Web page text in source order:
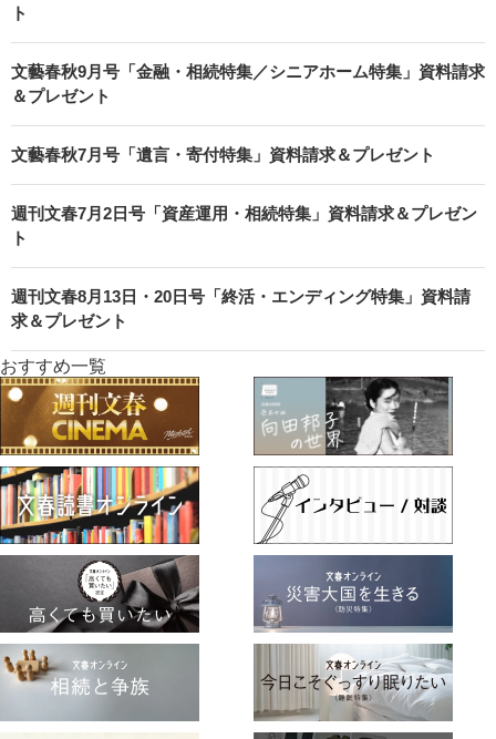
ト
文藝春秋9月号「金融・相続特集／シニアホーム特集」資料請求
＆プレゼント
文藝春秋7月号「遺言・寄付特集」資料請求＆プレゼント
週刊文春7月2日号「資産運用・相続特集」資料請求＆プレゼン
ト
週刊文春8月13日・20日号「終活・エンディング特集」資料請
求＆プレゼント
おすすめ一覧